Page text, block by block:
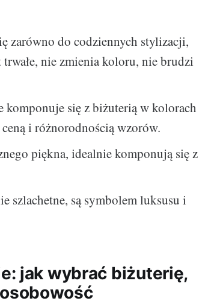
zarówno do codziennych stylizacji,
nie zmienia koloru, nie brudzi
komponuje się z biżuterią w kolorach
i różnorodnością wzorów.
piękna, idealnie komponują się z
szlachetne, są symbolem luksusu i
jak wybrać biżuterię,